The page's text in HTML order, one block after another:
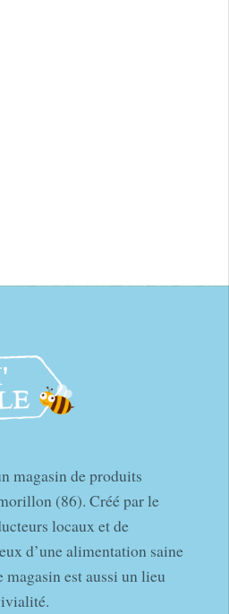
magasin de produits
(86). Créé par le
locaux et de
d’une alimentation saine
est aussi un lieu